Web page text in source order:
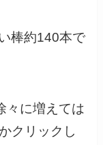
棒約140本で
々に増えては
クリックし